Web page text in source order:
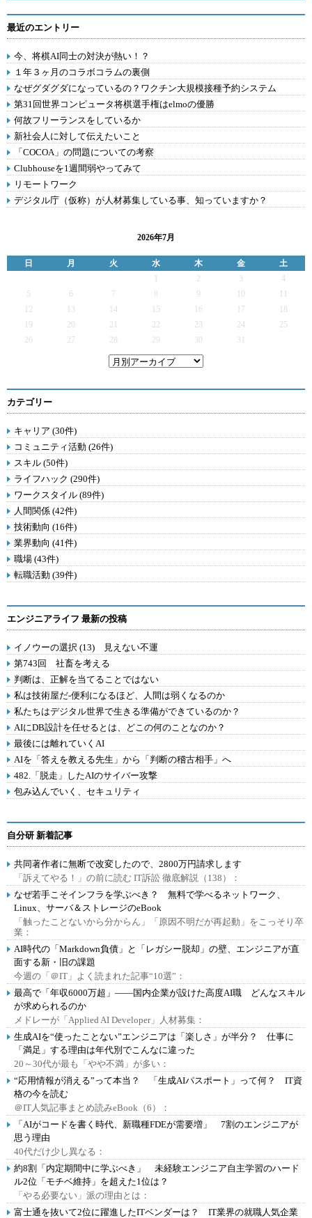
最近のエントリー
今、将棋AI同士の対決が熱い！？
１年３ヶ月のコラボコラムの裏側
なぜグダグダになっているの？ワクチン大規模接種予約システム
第31回世界コンピュータ将棋選手権はelmoの優勝
何故フリーランスをしているか
新社会人に対して伝えたいこと
「COCOA」の問題についての考察
Clubhouseを1週間弱やってみて
リモートワーク
デジタル庁（仮称）が人材募集している事、知っていますか？
2026年7月
日 月 火 水 木 金
土
2 3
4
5
6 7 9
12
13 14 15 16 17
19
20 21 22 23 24
25
26
27 28 29 30 31
カテゴリー
キャリア (30件)
コミュニティ活動 (26件)
スキル (50件)
ライフハック (290件)
ワークスタイル (89件)
人間関係 (42件)
技術動向 (16件)
業界動向 (41件)
職場 (43件)
転職活動 (39件)
エンジニアライフ 最新の投稿
イノウーの選択 (13) 見えない不運
第743回 社畜を考える
判断は、正解を当てることではない
私は技術屋だ-便利になるほど、人間は弱くなるのか
私たちはデジタル世界で生きる準備ができているのか？
AIにDB設計を任せるとは、どこの何のことなのか？
最後には離れていくAI
AIを「答えを教える先生」から「判断の稽古相手」へ
482.「脱走」したAIのサイバー攻撃
包み込んでいく、セキュリティ
自分研 新着記事
共同著作者に無断で改変したので、2800万円請求します
「訴えてやる！」の前に読む IT訴訟 徹底解説（138）：
なぜ若手こそインフラを学ぶべき？ 無料で学べるネットワーク、
Linux、サーバ＆ストレージのeBook
「触ったことないから分からん」「原因不明だが再起動」をこっそり卒
業：
AI時代の「Markdown負債」と「レガシー脱却」の壁、エンジニアが直
面する新・旧の課題
今週の「＠IT」よく読まれた記事“10選”：
最高で「年収6000万超」――国内企業が設けた高度AI職 どんなスキル
が求められるのか
メドレーが「Applied AI Developer」人材募集：
生成AIを“使ったことない”エンジニアは「楽しさ」が半分？ 仕事に
「満足」する理由は年代別でこんなに違った
20～30代が最も「やや不満」が多い：
“応用情報が消える”って本当？ 「生成AIパスポート」って何？ IT資
格の今を読む
＠IT人気記事まとめ読みeBook（6）：
「AIがコードを書く時代、新職種FDEが需要増」 7割のエンジニアが
思う理由
40代だけ少し異なる：
約8割「内定期間中に学ぶべき」 未経験エンジニア自主学習のハード
ル2位「モチベ維持」を超えた1位は？
「やる必要ない」派の理由とは：
富士通を抜いて2位に躍進したITベンダーは？ IT業界の就職人気企業